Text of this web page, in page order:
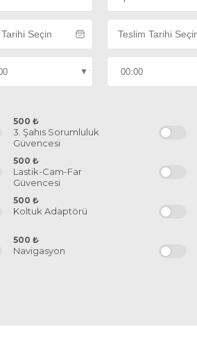
500 ₺
3. Şahıs Sorumluluk
Güvencesi
500 ₺
Lastik-Cam-Far
Güvencesi
500 ₺
Koltuk Adaptörü
500 ₺
Navigasyon